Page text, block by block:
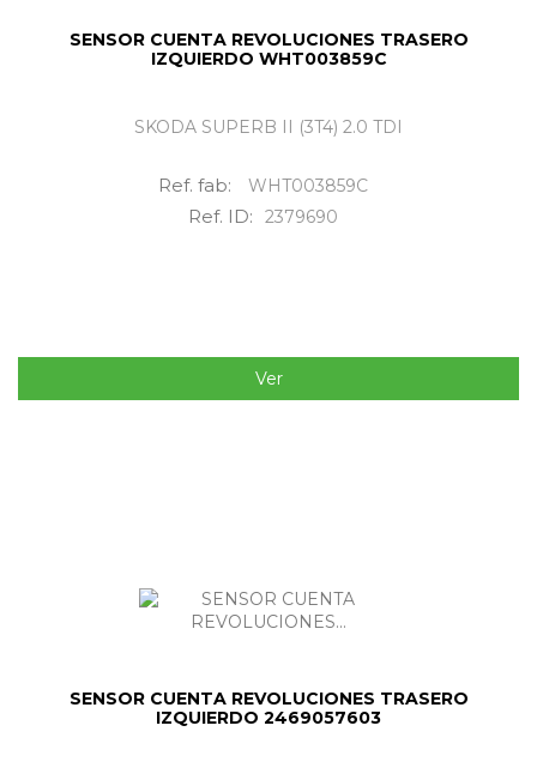
SENSOR CUENTA REVOLUCIONES TRASERO
IZQUIERDO WHT003859C
SKODA SUPERB II (3T4) 2.0 TDI
Ref. fab: WHT003859C
Ref. ID: 2379690
Ver
SENSOR CUENTA REVOLUCIONES TRASERO
IZQUIERDO 2469057603